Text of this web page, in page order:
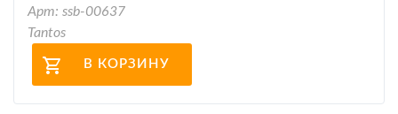
Арт: ssb-00637
Tantos
В КОРЗИНУ